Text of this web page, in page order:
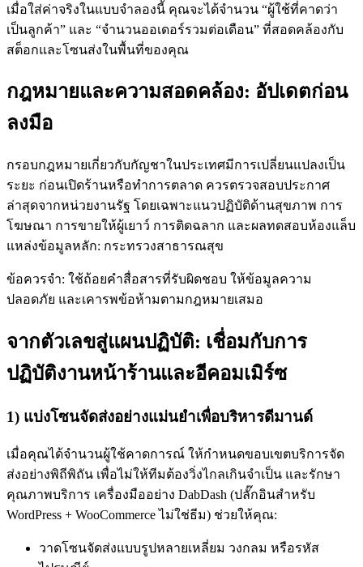
เมื่อใส่ค่าจริงในแบบจำลองนี้ คุณจะได้จำนวน “ผู้ใช้ที่คาดว่า
เป็นลูกค้า” และ “จำนวนออเดอร์รวมต่อเดือน” ที่สอดคล้องกับ
สต็อกและโซนส่งในพื้นที่ของคุณ
กฎหมายและความสอดคล้อง: อัปเดตก่อน
ลงมือ
กรอบกฎหมายเกี่ยวกับกัญชาในประเทศมีการเปลี่ยนแปลงเป็น
ระยะ ก่อนเปิดร้านหรือทำการตลาด ควรตรวจสอบประกาศ
ล่าสุดจากหน่วยงานรัฐ โดยเฉพาะแนวปฏิบัติด้านสุขภาพ การ
โฆษณา การขายให้ผู้เยาว์ การติดฉลาก และผลทดสอบห้องแล็บ
แหล่งข้อมูลหลัก: กระทรวงสาธารณสุข
ข้อควรจำ: ใช้ถ้อยคำสื่อสารที่รับผิดชอบ ให้ข้อมูลความ
ปลอดภัย และเคารพข้อห้ามตามกฎหมายเสมอ
จากตัวเลขสู่แผนปฏิบัติ: เชื่อมกับการ
ปฏิบัติงานหน้าร้านและอีคอมเมิร์ซ
1) แบ่งโซนจัดส่งอย่างแม่นยำเพื่อบริหารดีมานด์
เมื่อคุณได้จำนวนผู้ใช้คาดการณ์ ให้กำหนดขอบเขตบริการจัด
ส่งอย่างพิถีพิถัน เพื่อไม่ให้ทีมต้องวิ่งไกลเกินจำเป็น และรักษา
คุณภาพบริการ เครื่องมืออย่าง DabDash (ปลั๊กอินสำหรับ
WordPress + WooCommerce ไม่ใช่ธีม) ช่วยให้คุณ:
วาดโซนจัดส่งแบบรูปหลายเหลี่ยม วงกลม หรือรหัส